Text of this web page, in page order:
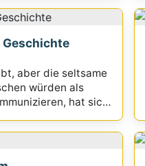
Geschichte
aber die seltsame
würden als
hat sich